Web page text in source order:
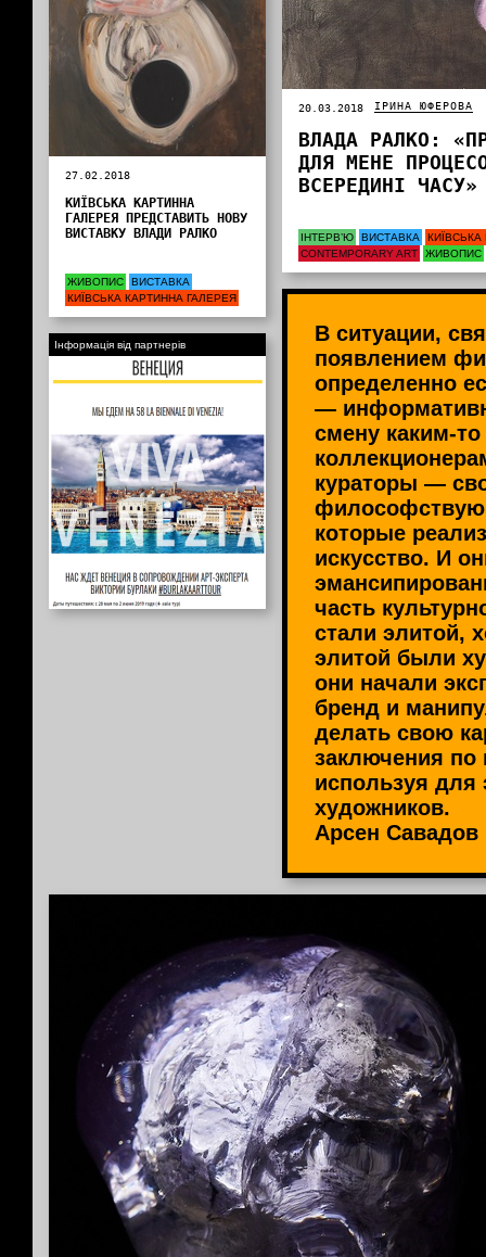
20.03.2018 ІРИНА ЮФЕРОВА
ВЛАДА РАЛКО:
ДЛЯ МЕНЕ
ВСЕРЕДИНІ ЧАСУ»
ІНТЕРВ’Ю ВИСТАВКА
CONTEMPORARY ART
ЖИВОПИС
27.02.2018
КИЇВСЬКА КАРТИННА
ГАЛЕРЕЯ ПРЕДСТАВИТЬ НОВУ
ВИСТАВКУ ВЛАДИ РАЛКО
ЖИВОПИС
ВИСТАВКА
КИЇВСЬКА КАРТИННА ГАЛЕРЕЯ
В ситуации,
появлением
определенно
—
смену каким-
кураторы —
которые
искусство. И
часть
стали элитой,
элитой были
они начали
бренд и
делать свою
заключения по
используя для
художников.
Арсен Савадов
Інформація від партнерів